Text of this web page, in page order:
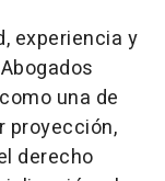
experiencia y
una de
proyección,
derecho